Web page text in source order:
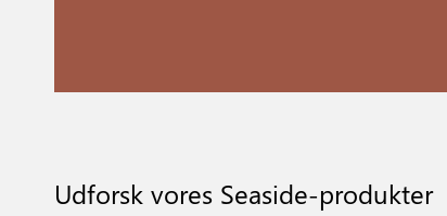
Udforsk vores Seaside-produkter